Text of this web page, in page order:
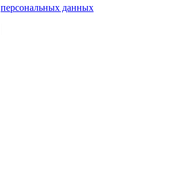
персональных данных